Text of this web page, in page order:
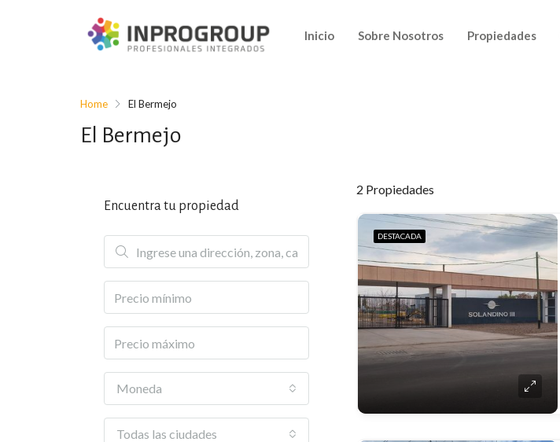
Inicio Sobre Nosotros Propiedades
Home El Bermejo
El Bermejo
2 Propiedades
DESTACADA
Encuentra tu propiedad
Moneda
Todas las ciudades